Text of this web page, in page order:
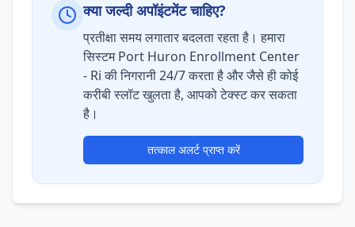
क्या जल्दी अपॉइंटमेंट चाहिए?
प्रतीक्षा समय लगातार बदलता रहता है। हमारा
सिस्टम Port Huron Enrollment Center
- Ri की निगरानी 24/7 करता है और जैसे ही कोई
करीबी स्लॉट खुलता है, आपको टेक्स्ट कर सकता
है।
तत्काल अलर्ट प्राप्त करें